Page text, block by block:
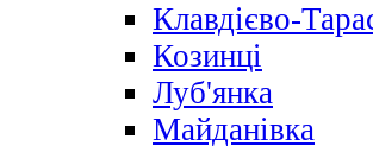
Клавдієво-
Козинці
Луб'янка
Майданівка